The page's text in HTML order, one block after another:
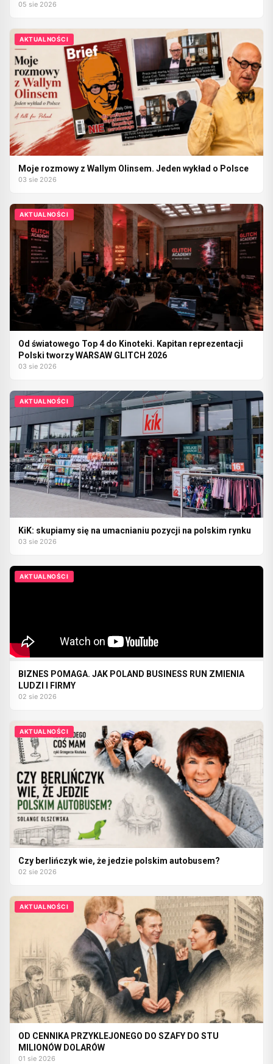
05 sie 2026
AKTUALNOŚCI
Moje rozmowy z Wallym Olinsem. Jeden wykład o Polsce
03 sie 2026
AKTUALNOŚCI
Od światowego Top 4 do Kinoteki. Kapitan reprezentacji
Polski tworzy WARSAW GLITCH 2026
03 sie 2026
AKTUALNOŚCI
KiK: skupiamy się na umacnianiu pozycji na polskim rynku
03 sie 2026
AKTUALNOŚCI
BIZNES POMAGA. JAK POLAND BUSINESS RUN ZMIENIA
LUDZI I FIRMY
02 sie 2026
AKTUALNOŚCI
Czy berlińczyk wie, że jedzie polskim autobusem?
02 sie 2026
AKTUALNOŚCI
OD CENNIKA PRZYKLEJONEGO DO SZAFY DO STU
MILIONÓW DOLARÓW
01 sie 2026